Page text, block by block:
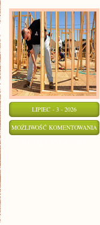
LIPIEC - 3 - 2026
MOŻLIWOŚĆ KOMENTOWANIA